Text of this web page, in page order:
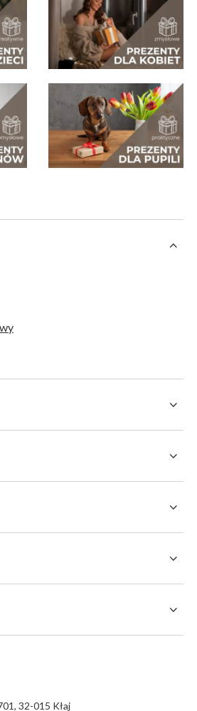
,32-015 Kłaj